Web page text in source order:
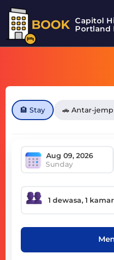
BOOK Capitol
Portland
🏨 Stay 🚗 Antar-
Sunday